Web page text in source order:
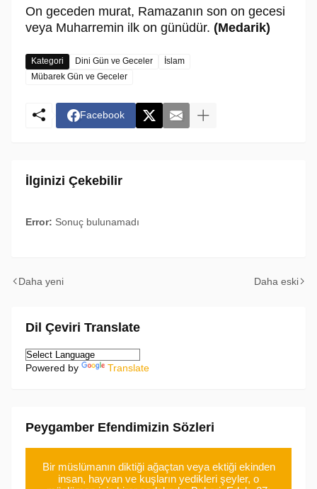
On geceden murat, Ramazanın son on gecesi
veya Muharremin ilk on günüdür. (Medarik)
Kategori Dini Gün ve Geceler
İslam
Mübarek Gün ve Geceler
Facebook
İlginizi Çekebilir
Error: Sonuç bulunamadı
Daha yeni Daha eski
Dil Çeviri Translate
Powered by Translate
Peygamber Efendimizin Sözleri
Bir müslümanın diktiği ağaçtan veya ektiği ekinden
insan, hayvan ve kuşların yedikleri şeyler, o